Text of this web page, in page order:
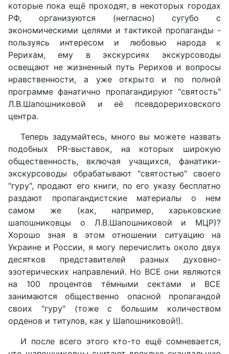
которые пока ещё проходят, в некоторых городах
РФ, организуются (негласно) сугубо с
экономическими целями и тактикой пропаганды -
пользуясь интересом и любовью народа к
Рерихам, ему в экскурсиях экскурсоводы
освещают не жизненный путь Рерихов и вопросы
нравственности, а уже открыто и по полной
программе фанатично пропагандируют "святость"
Л.В.Шапошниковой и её псевдорериховского
центра.
Теперь задумайтесь, много вы можете назвать
подобных PR-выставок, на которых широкую
общественность, включая учащихся, фанатики-
экскурсоводы обрабатывают "святостью" своего
"гуру", продают его книги, по его указу бесплатно
раздают пропагандистские материалы о нем
самом же (как, например, харьковские
шапошниковцы о Л.В.Шапошниковой и МЦР)?
Хорошо зная в этом отношении ситуацию на
Украине и России, я могу перечислить около двух
десятков представителей разных духовно-
эзотерических направлений. Но ВСЕ они являются
на 100 процентов тёмными сектами и ВСЕ
занимаются общественно опасной пропагандой
своих "гуру" (тоже с большим количеством
орденов и титулов, как у Шапошниковой!).
И после всего этого кто-то ещё сомневается,